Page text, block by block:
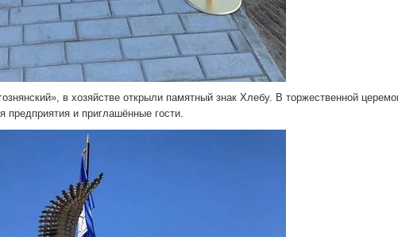
в хозяйстве открыли памятный знак Хлебу. В торжественной
предприятия и приглашённые гости.